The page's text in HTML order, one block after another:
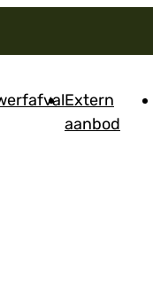
Extern
aanbod